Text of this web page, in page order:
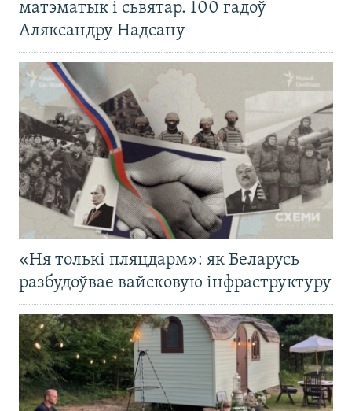
матэматык і сьвятар. 100 гадоў
Аляксандру Надсану
«Ня толькі пляцдарм»: як Беларусь
разбудоўвае вайсковую інфраструктуру